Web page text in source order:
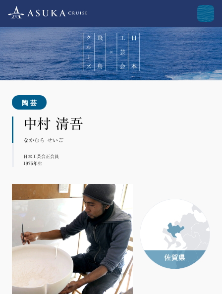
陶芸
中村 清吾
なかむら せいご
日本工芸会正会員
1975年生